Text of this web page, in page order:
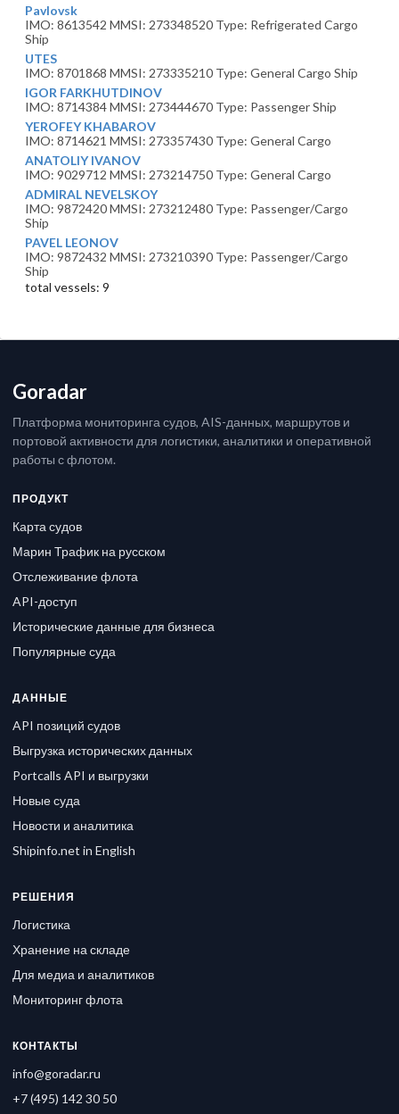
Pavlovsk
IMO: 8613542 MMSI: 273348520 Type: Refrigerated Cargo
Ship
UTES
IMO: 8701868 MMSI: 273335210 Type: General Cargo Ship
IGOR FARKHUTDINOV
IMO: 8714384 MMSI: 273444670 Type: Passenger Ship
YEROFEY KHABAROV
IMO: 8714621 MMSI: 273357430 Type: General Cargo
ANATOLIY IVANOV
IMO: 9029712 MMSI: 273214750 Type: General Cargo
ADMIRAL NEVELSKOY
IMO: 9872420 MMSI: 273212480 Type: Passenger/Cargo
Ship
PAVEL LEONOV
IMO: 9872432 MMSI: 273210390 Type: Passenger/Cargo
Ship
total vessels: 9
Goradar
Платформа мониторинга судов, AIS-данных, маршрутов и
портовой активности для логистики, аналитики и оперативной
работы с флотом.
ПРОДУКТ
Карта судов
Марин Трафик на русском
Отслеживание флота
API-доступ
Исторические данные для бизнеса
Популярные суда
ДАННЫЕ
API позиций судов
Выгрузка исторических данных
Portcalls API и выгрузки
Новые суда
Новости и аналитика
Shipinfo.net in English
РЕШЕНИЯ
Логистика
Хранение на складе
Для медиа и аналитиков
Мониторинг флота
КОНТАКТЫ
info@goradar.ru
+7 (495) 142 30 50